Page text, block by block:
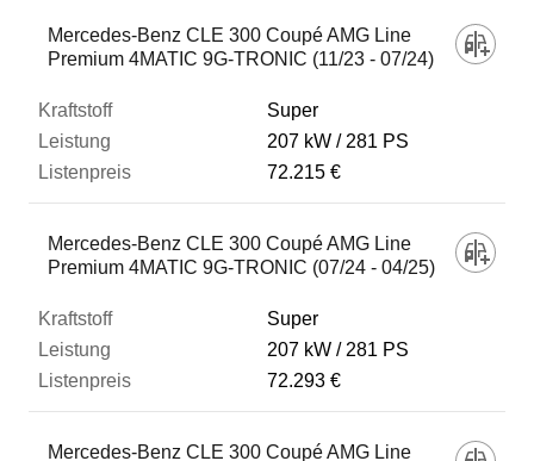
Mercedes-Benz CLE 300 Coupé AMG Line
Premium 4MATIC 9G-TRONIC (11/23 - 07/24)
Super
207 kW
281 PS
72.215 €
Mercedes-Benz CLE 300 Coupé AMG Line
Premium 4MATIC 9G-TRONIC (07/24 - 04/25)
Super
207 kW
281 PS
72.293 €
Mercedes-Benz CLE 300 Coupé AMG Line